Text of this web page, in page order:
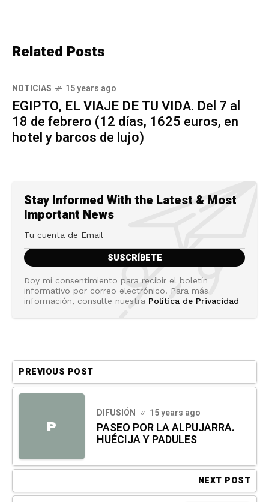
Related Posts
NOTICIAS 15 years ago
EGIPTO, EL VIAJE DE TU VIDA. Del 7 al
18 de febrero (12 días, 1625 euros, en
hotel y barcos de lujo)
Stay Informed With the Latest & Most
Important News
Doy mi consentimiento para recibir el boletín
informativo por correo electrónico. Para más
información, consulte nuestra Política de Privacidad
PREVIOUS POST
P
DIFUSIÓN 15 years ago
PASEO POR LA ALPUJARRA.
HUÉCIJA Y PADULES
NEXT POST